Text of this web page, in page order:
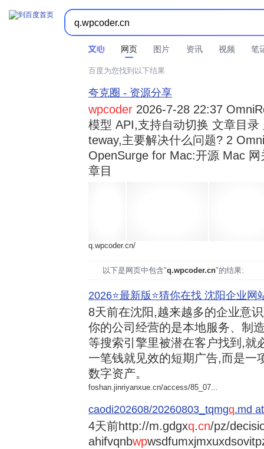
网页 图片 资讯 视频 笔
时间不限  所有网页和文件  站点内检索 
百度为您找到以下结果
夸克圈 - 资源分享
wpcoder 2026-7-28 22:37
模型 API,支持自动切换 文章目
teway,主要解决什么问题? 2
OpenSurge for Mac:开源 Mac
章目
q.wpcoder.cn/
以下是网页中包含"q.wpcoder.cn"的结果:
2026⭐️最新版⭐️猜你在找 沈阳企业网
8天前在沈阳,越来越多的企业意
你的公司经营的是本地服务、制
等搜索引擎里被潜在客户找到,就
一笔钱就见效的短期广告,而是一
数字资产。
foshan.jinriyanxue.cn/access/85_07...
caodi202608/20260803_tqmgq.md
4天前http://m.gdgxq.cn/pz/
ahifvqnbwp